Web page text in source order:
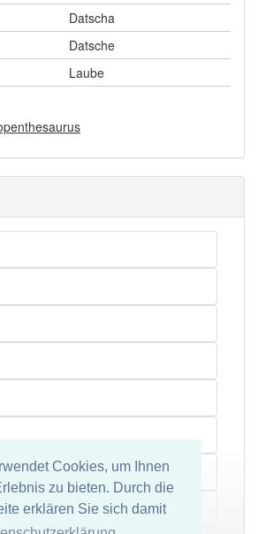
Cookies, um Ihnen
zu bieten. Durch die
erklären Sie sich damit
Datscha
Datsche
Laube
Mehr